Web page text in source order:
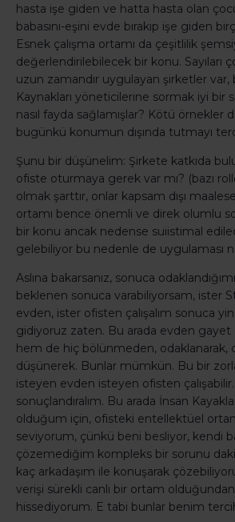
hasta işe giden ve hatta hasta olan
babasını-eşini evde bırakıp işe giden
Esnek çalışma ortamı da çeşitlilik
değerlendirilebilecek bir konu. Sayıları
uzun zamandır uygulayan şirketler var,
Kaynakları yöneticilerine sormak iyi bir
nasıl fayda sağlamışlar? Kötü örnekler
bugünkü konumun dışında tutmayı
Şunu bir düşünelim: Şirkete katkıda
ofiste oturmaya gerek var mı? (bazı
olmak şarttır, onlar kapsam dışı
ortamı bence önemli ve direk olumlu
bir konu ancak nedense suiistimal
gelebiliyor bu nedenle de uygulaması
Aslına bakarsanız, sonuca
beklenen sonuca varabiliyorsam, ister
evden, ister ofisten çalışalım sonuca
gidiyoruz zaten. Bu arada evden gayet
hem de hiç bölünmeden, odaklanarak,
düşünerek. Bunlar mümkün. Bu bir
isteyen evden isteyen ofisten
sonuçlandıralım. Bu arada İnsan
olduğum için, ofisteki entellektüel
seviyorum, çünkü beni besliyor, kendi
çözemediğim kompleks bir sorunu
kaç arkadaşım ile konuşarak
verişi sürekli canlı bir ortam
hissediyorum. E tabi bunlar benim